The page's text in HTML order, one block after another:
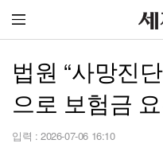
법원 “사망진
으로 보험금
입력 : 2026-07-06 16:10